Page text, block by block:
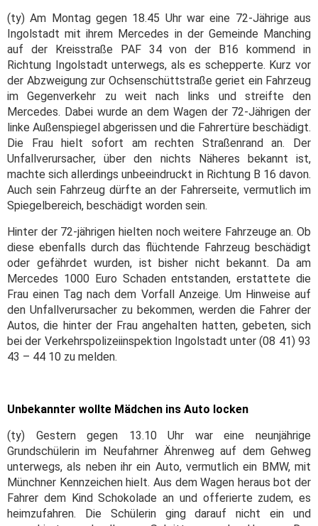
(ty) Am Montag gegen 18.45 Uhr war eine 72-Jährige aus
Ingolstadt mit ihrem Mercedes in der Gemeinde Manching
auf der Kreisstraße PAF 34 von der B16 kommend in
Richtung Ingolstadt unterwegs, als es schepperte. Kurz vor
der Abzweigung zur Ochsenschüttstraße geriet ein Fahrzeug
im Gegenverkehr zu weit nach links und streifte den
Mercedes. Dabei wurde an dem Wagen der 72-Jährigen der
linke Außenspiegel abgerissen und die Fahrertüre beschädigt.
Die Frau hielt sofort am rechten Straßenrand an. Der
Unfallverursacher, über den nichts Näheres bekannt ist,
machte sich allerdings unbeeindruckt in Richtung B 16 davon.
Auch sein Fahrzeug dürfte an der Fahrerseite, vermutlich im
Spiegelbereich, beschädigt worden sein.
Hinter der 72-jährigen hielten noch weitere Fahrzeuge an. Ob
diese ebenfalls durch das flüchtende Fahrzeug beschädigt
oder gefährdet wurden, ist bisher nicht bekannt. Da am
Mercedes 1000 Euro Schaden entstanden, erstattete die
Frau einen Tag nach dem Vorfall Anzeige. Um Hinweise auf
den Unfallverursacher zu bekommen, werden die Fahrer der
Autos, die hinter der Frau angehalten hatten, gebeten, sich
bei der Verkehrspolizeiinspektion Ingolstadt unter (08 41) 93
43 – 44 10 zu melden.
Unbekannter wollte Mädchen ins Auto locken
(ty) Gestern gegen 13.10 Uhr war eine neunjährige
Grundschülerin im Neufahrner Ährenweg auf dem Gehweg
unterwegs, als neben ihr ein Auto, vermutlich ein BMW, mit
Münchner Kennzeichen hielt. Aus dem Wagen heraus bot der
Fahrer dem Kind Schokolade an und offerierte zudem, es
heimzufahren. Die Schülerin ging darauf nicht ein und